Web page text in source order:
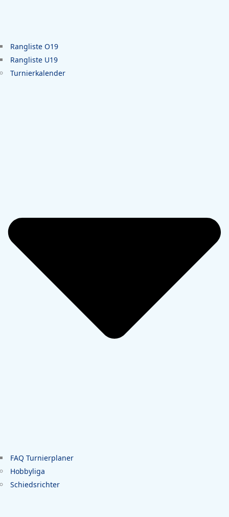
Rangliste O19
Rangliste U19
Turnierkalender
FAQ Turnierplaner
Hobbyliga
Schiedsrichter